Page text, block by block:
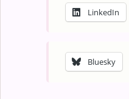
LinkedIn
Bluesky